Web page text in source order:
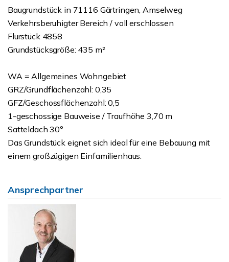
Baugrundstück in 71116 Gärtringen, Amselweg
Verkehrsberuhigter Bereich / voll erschlossen
Flurstück 4858
Grundstücksgröße: 435 m²
WA = Allgemeines Wohngebiet
GRZ/Grundflächenzahl: 0,35
GFZ/Geschossflächenzahl: 0,5
1-geschossige Bauweise / Traufhöhe 3,70 m
Satteldach 30°
Das Grundstück eignet sich ideal für eine Bebauung mit
einem großzügigen Einfamilienhaus.
Ansprechpartner